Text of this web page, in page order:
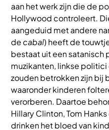
aan het werk zijn die de
Hollywood controleert.
aangeduid met andere
de cabal) heeft de
bestaat uit een satanisch
muzikanten, linkse
zouden betrokken zijn bij
waaronder kinderen
verorberen. Daartoe
Hillary Clinton, Tom
drinken het bloed van